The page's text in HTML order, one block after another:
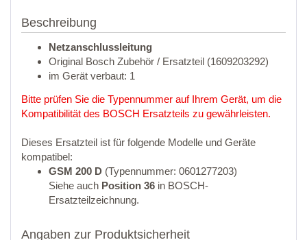
Beschreibung
Netzanschlussleitung
Original Bosch Zubehör / Ersatzteil (1609203292)
im Gerät verbaut: 1
Bitte prüfen Sie die Typennummer auf Ihrem Gerät, um die
Kompatibilität des BOSCH Ersatzteils zu gewährleisten.
Dieses Ersatzteil ist für folgende Modelle und Geräte
kompatibel:
GSM 200 D (Typennummer: 0601277203)
Siehe auch Position 36 in BOSCH-
Ersatzteilzeichnung.
Angaben zur Produktsicherheit